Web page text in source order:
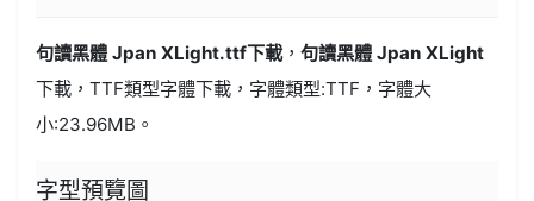
句讀黑體 Jpan XLight.ttf下載，句讀黑體 Jpan XLight
下載，TTF類型字體下載，字體類型:TTF ，字體大
小:23.96MB。
字型預覽圖